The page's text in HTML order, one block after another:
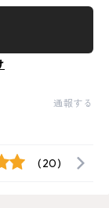
通報する
(20)